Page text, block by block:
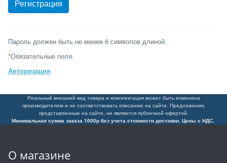
Пароль должен быть не менее 6 символов длиной.
*Обязательные поля.
Авторизация
Реальный внешний вид товара и комплектация может быть изменена
производителем и не соответствовать описанию на сайте. Предложения,
представленные на сайте, не являются публичной офертой.
Минимальная сумма заказа 1000р без учета стоимости доставки. Цены с НДС.
О магазине